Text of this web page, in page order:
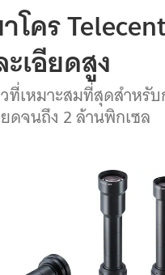
โคร
เอียดสูง
ที่เหมาะสมที่สุดสำหรับ
ดจนถึง 2ล้านพิกเซล